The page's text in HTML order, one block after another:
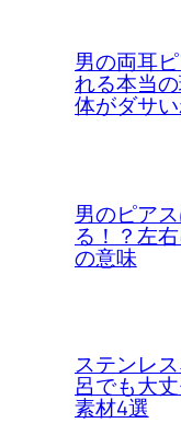
男の両耳
れる本当
体がダサ
男のピア
る！？左
の意味
ステンレ
呂でも大
素材4選